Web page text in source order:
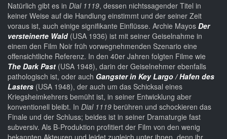
Natürlich gibt es in Dial 1119, dessen nichtssagender Titel in
keiner Weise auf die Handlung einstimmt und der seiner Zeit
voraus ist, auch einige signifikante Einflüsse. Archie Mayos Der
versteinerte Wald (USA 1936) ist mit seiner Geiselnahme in
einem den Film Noir früh vorwegnehmenden Szenario eine
offensichtliche Referenz. In den 40er Jahren folgten Filme wie
The Dark Past (USA 1948), darin der Geiselnehmer ebenfalls
pathologisch ist, oder auch Gangster in Key Largo / Hafen des
Lasters (USA 1948), der auch um das Schicksal eines
Kriegsheimkehrers bemüht ist, in seiner Entwicklung aber
konventionell bleibt. In Dial 1119 berühren und schockieren das
Finale und der Schluss; beides ist in seiner Dramaturgie fast
subversiv. Als B-Produktion profitiert der Film von den wenig